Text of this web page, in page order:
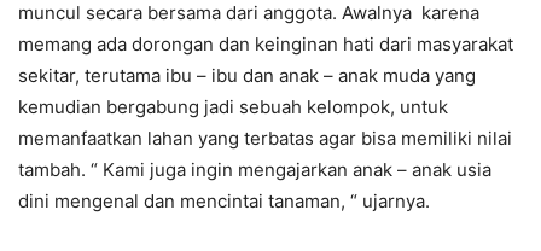
muncul secara bersama dari anggota. Awalnya karena
memang ada dorongan dan keinginan hati dari masyarakat
sekitar, terutama ibu – ibu dan anak – anak muda yang
kemudian bergabung jadi sebuah kelompok, untuk
memanfaatkan lahan yang terbatas agar bisa memiliki nilai
tambah. “ Kami juga ingin mengajarkan anak – anak usia
dini mengenal dan mencintai tanaman, “ ujarnya.